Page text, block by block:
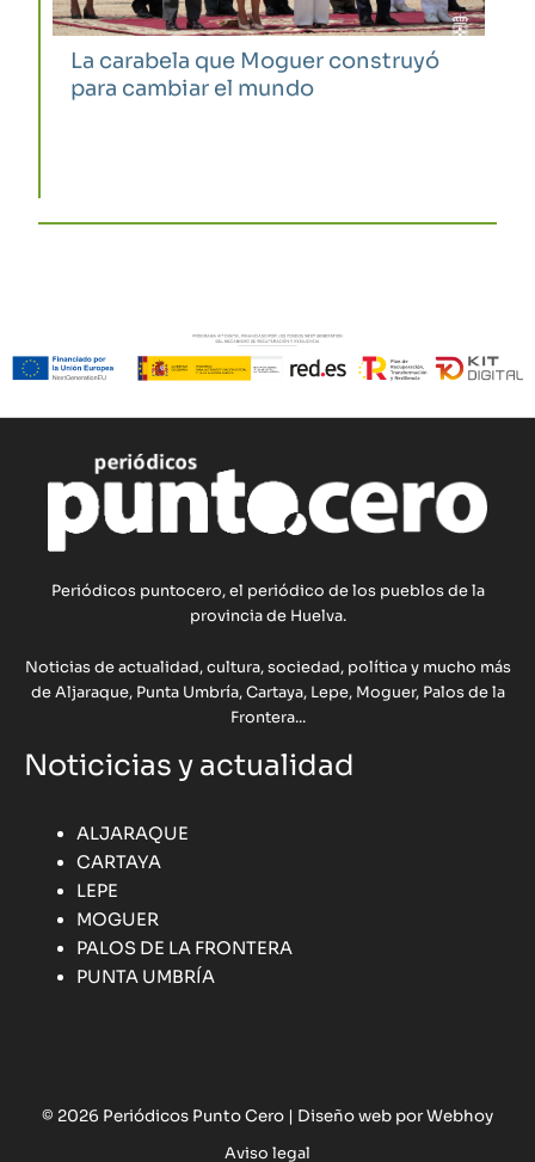
La carabela que Moguer construyó
para cambiar el mundo
Periódicos puntocero, el periódico de los pueblos de la
provincia de Huelva.
Noticias de actualidad, cultura, sociedad, política y mucho más
de Aljaraque, Punta Umbría, Cartaya, Lepe, Moguer, Palos de la
Frontera...
Noticicias y actualidad
ALJARAQUE
CARTAYA
LEPE
MOGUER
PALOS DE LA FRONTERA
PUNTA UMBRÍA
© 2026 Periódicos Punto Cero | Diseño web por Webhoy
Aviso legal